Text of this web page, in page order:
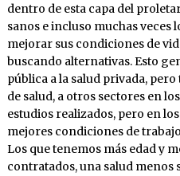
dentro de esta capa del
sanos e incluso muchas veces
mejorar sus condiciones de
buscando alternativas. Esto
pública a la salud privada,
de salud, a otros sectores en
estudios realizados, pero en
mejores condiciones de
Los que tenemos más edad y
contratados, una salud menos